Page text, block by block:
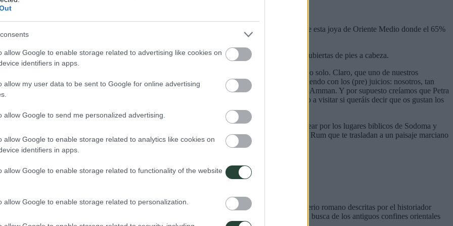
allow Google to enable storage related to advertising like cookies on
identifiers in apps.
allow my user data to be sent to Google for online advertising
allow Google to send me personalized advertising.
allow Google to enable storage related to analytics like cookies on
identifiers in apps.
allow Google to enable storage related to functionality of the website
allow Google to enable storage related to personalization.
juicios con los países de mayoría musulmana. Tolerancia es, quizás, la palabra que mejor define esta joya de Oriente Medio donde el 65%
sudaneses, etíopes… y todo aquél que necesite un refugio.
posible ver paseando en un mismo centro comercial a chicas en pantalones cortos y mujeres cubiertas de pies a cabeza.
mantiene una paz y una calma dignas de elogio perfecto para viajar en grupo o solo. Claro, que uno de nuestros
del hotel son policía secreta? Con la seguridad (y el turismo) no se juega en Jordania. Y siguiendo con los (pre) juicios: nosotros, tan
entramos en Hashem, uno de los restaurantes favoritos de turistas y locales en pleno centro de Amman. Y por supuesto creí­amos que Petra
cuando os decimos que la capital del antiguo reino nabateo es uno de los rincones del mundo a visitar si queráis decir que os gustan los
planeta
, quedarse boquiabierto al descender por el Valle del Aravá, fantasear por los lugares bi­blicos de Sodoma y
en busca de milenarios corales en el Mar Rojo o perderse en los ancestrales cañones de Wadi Rum que te trasladan a un paisaje marciano
la capital del Reino Hachemita de Jordania, Amman y una de las antiguas Decápolis del Imperio romano descritas por el historiador
sus colores, mercaderes, aromas y templos. De ahí­ marcharemos hacia el norte del país en busca de los antiguos confines orientales